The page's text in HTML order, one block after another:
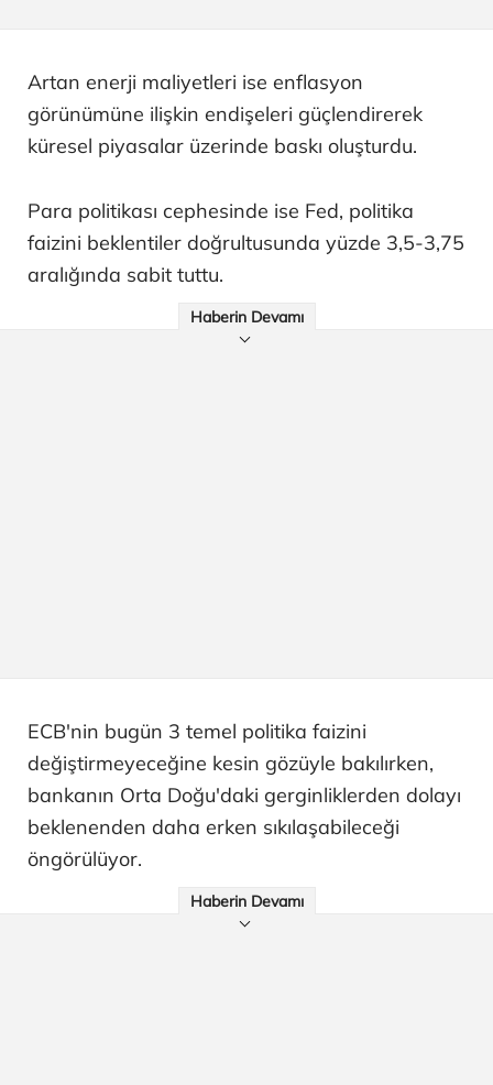
Artan enerji maliyetleri ise enflasyon
görünümüne ilişkin endişeleri güçlendirerek
küresel piyasalar üzerinde baskı oluşturdu.
Para politikası cephesinde ise Fed, politika
faizini beklentiler doğrultusunda yüzde 3,5-3,75
aralığında sabit tuttu.
Haberin Devamı
ECB'nin bugün 3 temel politika faizini
değiştirmeyeceğine kesin gözüyle bakılırken,
bankanın Orta Doğu'daki gerginliklerden dolayı
beklenenden daha erken sıkılaşabileceği
öngörülüyor.
Haberin Devamı